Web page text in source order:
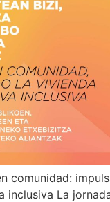
comunidad:
inclusiva La